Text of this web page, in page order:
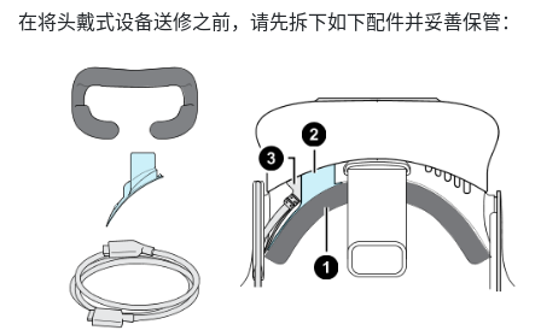
在将头戴式设备送修之前，请先拆下如下配件并妥善保管：